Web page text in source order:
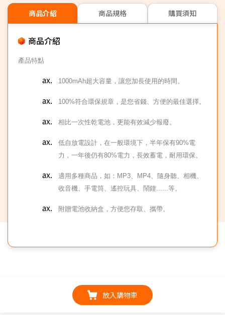
商品介紹 商品規格 購買須知
商品介紹
產品特點
1000mAh超大容量，讓您加長使用的時間。
100%符合環保規章，是您省錢、方便的最佳選擇。
相比一次性乾電池，更能有效減少報廢。
低自放電設計，在一般環境下，半年保有90%電
力，一年後仍有80%電力，長效蓄電，耐用環保。
適用多種商品，如：MP3、MP4、隨身聽、相機、
收音機、手電筒、遙控玩具、鬧鐘......等。
附贈電池收納盒，方便您存取、攜帶。
放入購物車